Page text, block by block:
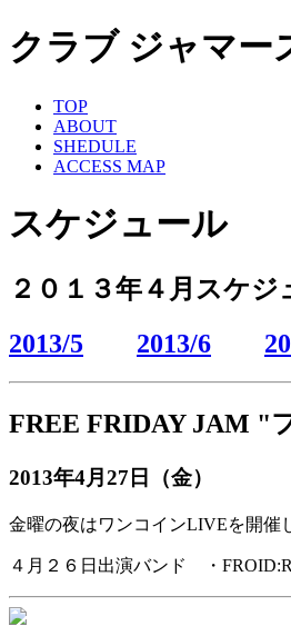
クラブ ジャマー
TOP
ABOUT
SHEDULE
ACCESS MAP
スケジュール
２０１３年４月スケジ
2013/5
2013/6
FREE FRIDAY JAM "
2013年4月27日（金）
金曜の夜はワンコインLIVEを開催
４月２６日出演バンド ・